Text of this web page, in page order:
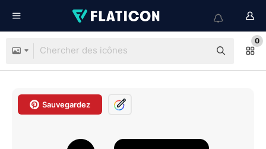
0
Sauvegardez